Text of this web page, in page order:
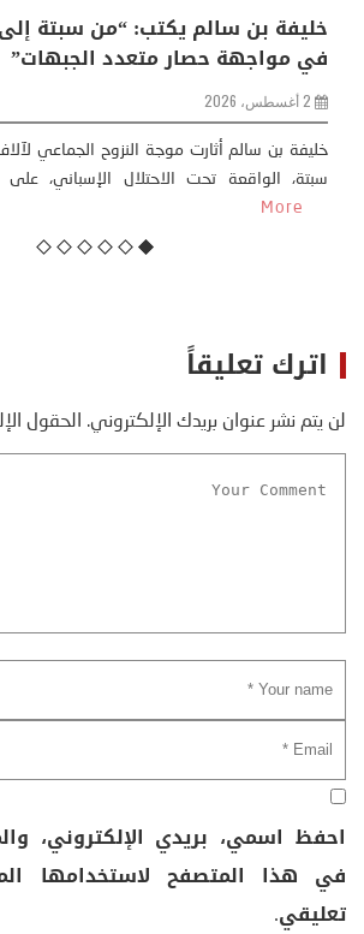
خليفة
في
خليفة بن
سبتة،
المناخية: اكثر
اجتماعي وحضاري (
التغييرات المناخية ” المتطرفة”،
حين أطردنا ...
اترك تعليقاً
لن يتم نشر عنوان بريدك الإلكتروني. الحقول
احفظ اسمي، بريدي الإلكتروني،
في هذا المتصفح لاستخدامها
تعليقي.